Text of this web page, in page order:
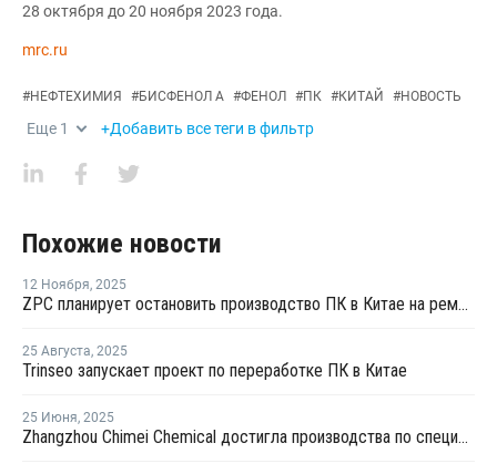
28 октября до 20 ноября 2023 года.
mrc.ru
#НЕФТЕХИМИЯ #БИСФЕНОЛ А #ФЕНОЛ #ПК #КИТАЙ #НОВОСТЬ
Еще 1 +Добавить все теги в фильтр
Похожие новости
12 Ноября, 2025
ZPC планирует остановить производство ПК в Китае на ремонт
25 Августа, 2025
Trinseo запускает проект по переработке ПК в Китае
25 Июня, 2025
Zhangzhou Chimei Chemical достигла производства по спецификации на новой линии поликарбоната в Китае